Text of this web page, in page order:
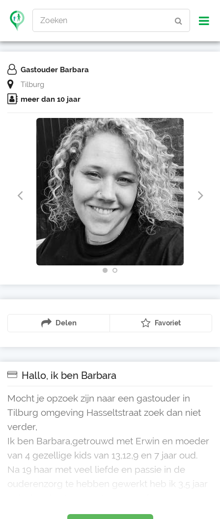
Zoeken
Gastouder Barbara
Tilburg
meer dan 10 jaar
Delen Favoriet
Hallo, ik ben Barbara
Mocht je opzoek zijn naar een gastouder in
Tilburg omgeving Hasseltstraat zoek dan niet
verder,
Ik ben Barbara,getrouwd met Erwin en moeder
van 4 gezellige kids van 13,12,9 en 7 jaar oud.
Na 19 haar met veel liefde en passie in de
ouderenzorg te hebben gewerkt heb ik 3,5 jaar
uitdaging aan te gaan in de gastouder opvang.